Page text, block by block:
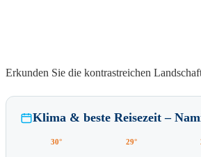
Erkunden Sie die kontrastreichen
Klima & beste Reisezeit –
30° 29°